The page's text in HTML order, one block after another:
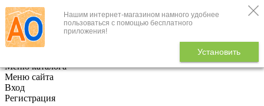
Нашим интернет-магазином намного удобнее
пользоваться с помощью бесплатного
приложения!
Установить
+7 (495) 646-888-1
В корзине
Меню каталога
Меню сайта
Вход
Регистрация